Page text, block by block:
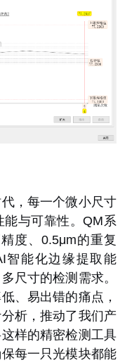
，每一个微小尺寸
能与可靠性。QM系
度、0.5μm的重复
智能化边缘提取能
尺寸的检测需求。
、易出错的痛点，
析，推动了我们产
样的精密检测工具
每一只光模块都能